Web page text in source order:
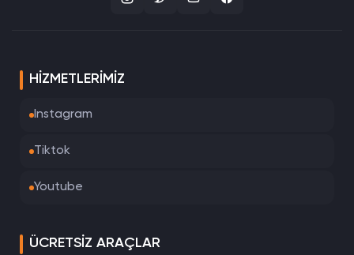
HIZMETLERIMIZ
Instagram
Tiktok
Youtube
ÜCRETSIZ ARAÇLAR